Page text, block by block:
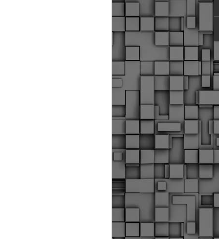
αστυνομικούς, οι οποίοι έχουν
καθήκοντα.
ο Δήμος παρέλαβε τρία